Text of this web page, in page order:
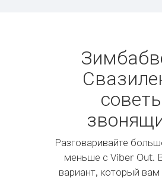
Разговаривайте
меньше с Viber Out.
вариант, который вам